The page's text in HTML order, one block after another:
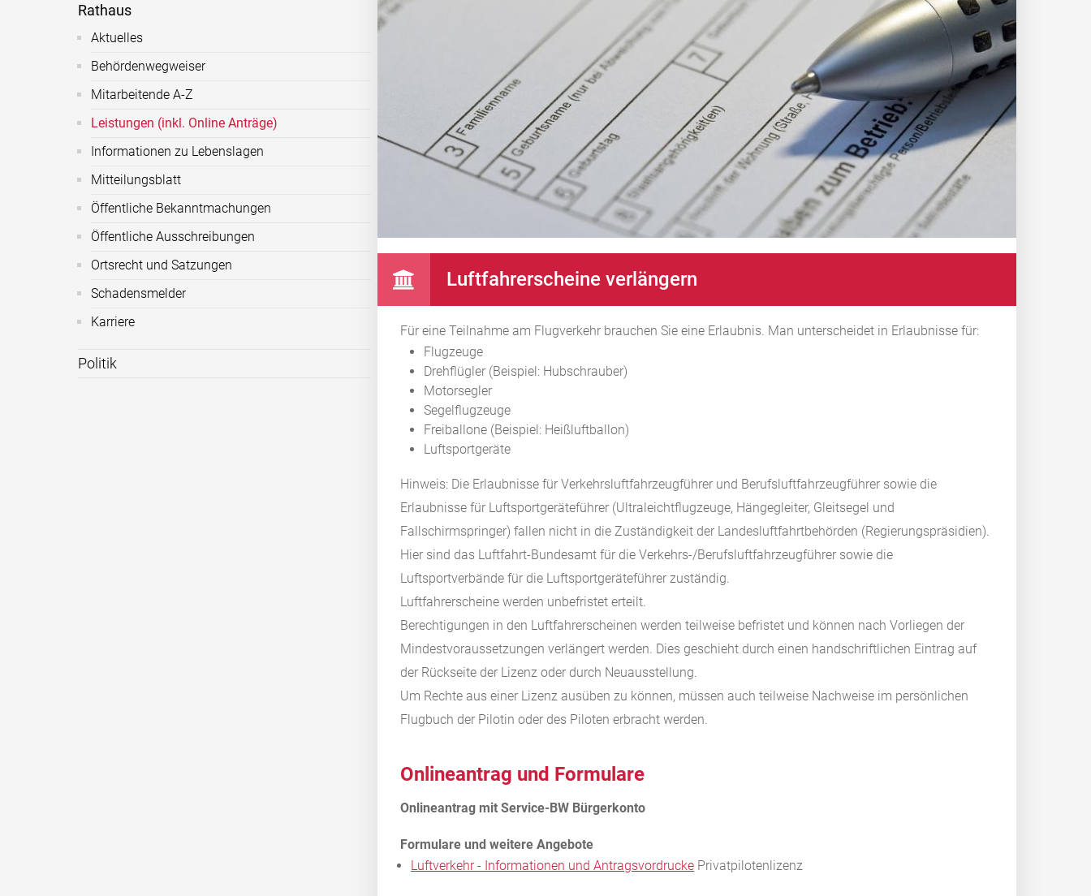
Rathaus
Aktuelles
Behördenwegweiser
Mitarbeitende A-Z
Leistungen (inkl. Online Anträge)
Informationen zu Lebenslagen
Mitteilungsblatt
Öffentliche Bekanntmachungen
Öffentliche Ausschreibungen
Ortsrecht und Satzungen
Schadensmelder
Karriere
Politik
Luftfahrerscheine verlängern
Für eine Teilnahme am Flugverkehr brauchen Sie eine Erlaubnis. Man unterscheidet in Erlaubnisse für:
Flugzeuge
Drehflügler (Beispiel: Hubschrauber)
Motorsegler
Segelflugzeuge
Freiballone (Beispiel: Heißluftballon)
Luftsportgeräte
Hinweis: Die Erlaubnisse für Verkehrsluftfahrzeugführer und Berufsluftfahrzeugführer sowie die
Erlaubnisse für Luftsportgeräteführer (Ultraleichtflugzeuge, Hängegleiter, Gleitsegel und
Fallschirmspringer) fallen nicht in die Zuständigkeit der Landesluftfahrtbehörden (Regierungspräsidien).
Hier sind das Luftfahrt-Bundesamt für die Verkehrs-/Berufsluftfahrzeugführer sowie die
Luftsportverbände für die Luftsportgeräteführer zuständig.
Luftfahrerscheine werden unbefristet erteilt.
Berechtigungen in den Luftfahrerscheinen werden teilweise befristet und können nach Vorliegen der
Mindestvoraussetzungen verlängert werden. Dies geschieht durch einen handschriftlichen Eintrag auf
der Rückseite der Lizenz oder durch Neuausstellung.
Um Rechte aus einer Lizenz ausüben zu können, müssen auch teilweise Nachweise im persönlichen
Flugbuch der Pilotin oder des Piloten erbracht werden.
Onlineantrag und Formulare
Luftverkehr - Informationen und Antragsvordrucke Privatpilotenlizenz